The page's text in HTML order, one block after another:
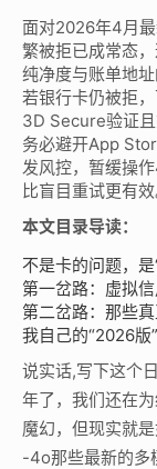
面对2026年4月最
繁被拒已成常态
纯净度与账单地
若银行卡仍被拒
3D Secure验证
务必避开App
发风控，暂缓操
比盲目重试更有效
本文目录导读：
不是卡的问题，是
第一岔路：虚拟
第二岔路：那些
我自己的“2026版
说实话,写下这个
年了，我们还在
魔幻，但现实就
-4o那些最新的多